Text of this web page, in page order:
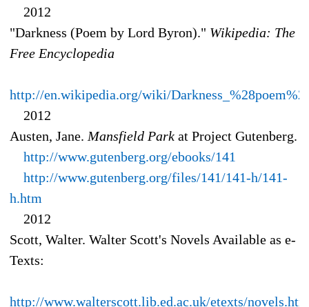
2012
"Darkness (Poem by Lord Byron)." Wikipedia: The
Free Encyclopedia
http://en.wikipedia.org/wiki/
2012
Austen, Jane. Mansfield Park at Project Gutenberg.
http://www.gutenberg.org/ebooks/141
http://www.gutenberg.org/files/141/141-h/141-
h.htm
2012
Scott, Walter. Walter Scott's Novels Available as e-
Texts:
http://www.walterscott.lib.ed.ac.uk/etexts/